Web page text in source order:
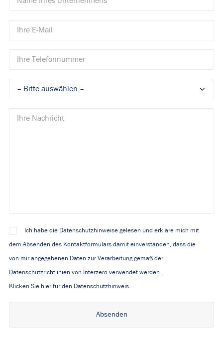
Ich habe die Datenschutzhinweise gelesen und erkläre mich mit
dem Absenden des Kontaktformulars damit einverstanden, dass die
von mir angegebenen Daten zur Verarbeitung gemäß der
Datenschutzrichtlinien von Interzero verwendet werden.
Klicken Sie hier für den Datenschutzhinweis.